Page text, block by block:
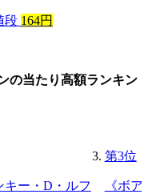
段 164円
の当たり高額ランキン
キー・D・ルフ
第3位
《ボ